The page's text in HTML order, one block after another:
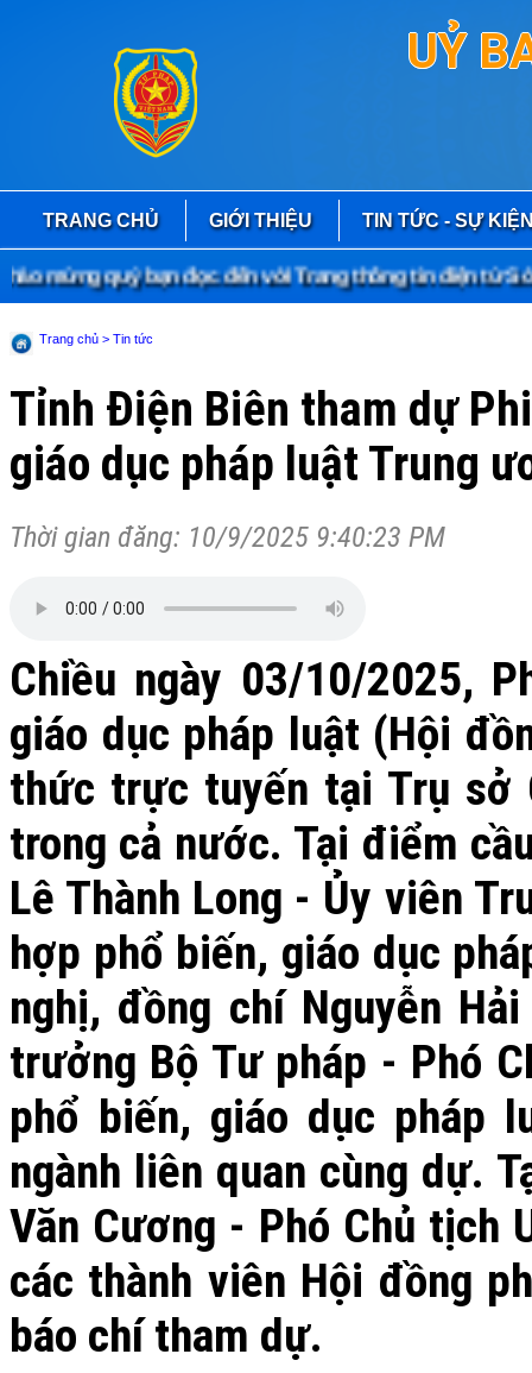
UỶ
TRANG CHỦ GIỚI THIỆU TIN TỨC - SỰ
mừng quý bạn đọc đến với Trang thông tin điện tử Sở Tư
Trang chủ > Tin tức
Tỉnh Điện Biên tham dự
giáo dục pháp luật Trung
Thời gian đăng: 10/9/2025 9:40:23 PM
Chiều ngày 03/10/2025,
giáo dục pháp luật (Hội
thức trực tuyến tại Trụ sở
trong cả nước. Tại điểm
Lê Thành Long - Ủy viên
hợp phổ biến, giáo dục
nghị, đồng chí Nguyễn
trưởng Bộ Tư pháp - Phó
phổ biến, giáo dục pháp
ngành liên quan cùng dự.
Văn Cương - Phó Chủ tịch
các thành viên Hội đồng
báo chí tham dự.